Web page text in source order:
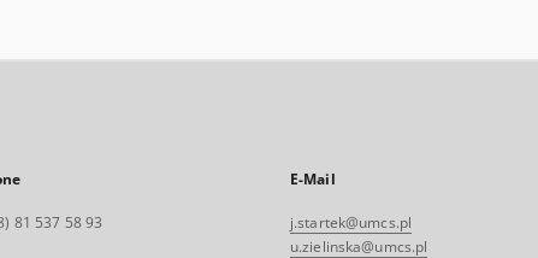
81 537 58 93
E-Mail
j.startek@umcs.pl
u.zielinska@umcs.pl